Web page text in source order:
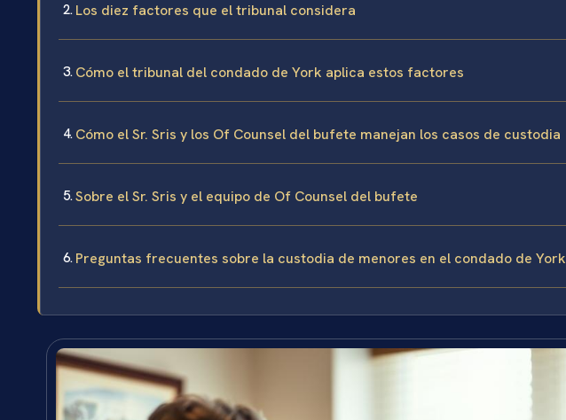
Los diez factores que el tribunal considera
Cómo el tribunal del condado de York aplica estos factores
Cómo el Sr. Sris y los Of Counsel del bufete manejan los casos de custodia
Sobre el Sr. Sris y el equipo de Of Counsel del bufete
Preguntas frecuentes sobre la custodia de menores en el condado de York